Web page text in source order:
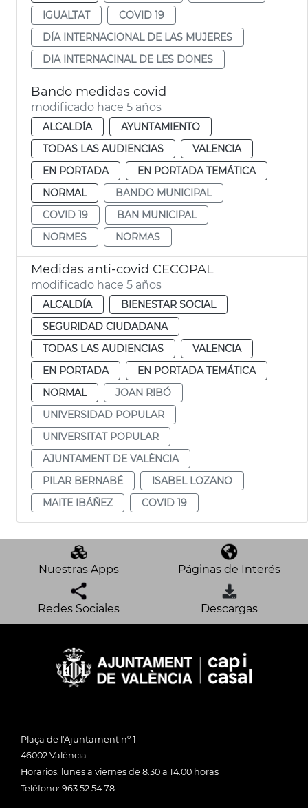
IGUALTAT
COVID 19
DÍA INTERNACIONAL DE LAS MUJERES
DIA INTERNACINAL DE LES DONES
Bando medidas covid
modificado hace 5 años
ALCALDÍA
AYUNTAMIENTO
TODAS LAS AUDIENCIAS
VALENCIA
EN PORTADA
EN PORTADA TEMÁTICA
NORMAL
BANDO MUNICIPAL
COVID 19
BAN MUNICIPAL
NORMES
NORMAS
Medidas anti-covid CECOPAL
modificado hace 5 años
ALCALDÍA
BIENESTAR SOCIAL
SEGURIDAD CIUDADANA
TODAS LAS AUDIENCIAS
VALENCIA
EN PORTADA
EN PORTADA TEMÁTICA
NORMAL
JOAN RIBÓ
UNIVERSIDAD POPULAR
UNIVERSITAT POPULAR
AJUNTAMENT DE VALÈNCIA
PILAR BERNABÉ
ISABEL LOZANO
MAITE IBÁÑEZ
COVID 19
Nuestras Apps Páginas de Interés
Redes Sociales Descargas
Plaça de l'Ajuntament nº 1
46002 València
Horarios: lunes a viernes de 8:30 a 14:00 horas
Teléfono: 963 52 54 78